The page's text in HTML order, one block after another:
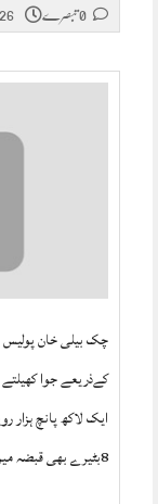
کےذریعے جوا
8بٹیرے بھی قبضہ میں لے لیے